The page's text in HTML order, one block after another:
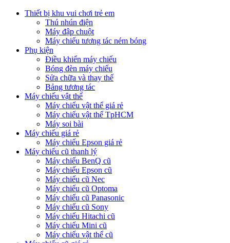
Thiết bị khu vui chơi trẻ em
Thú nhún điện
Máy đập chuột
Máy chiếu tương tác ném bóng
Phụ kiện
Điều khiển máy chiếu
Bóng đèn máy chiếu
Sửa chữa và thay thế
Bảng tương tác
Máy chiếu vật thể
Máy chiếu vật thể giá rẻ
Máy chiếu vật thể TpHCM
Máy soi bài
Máy chiếu giá rẻ
Máy chiếu Epson giá rẻ
Máy chiếu cũ thanh lý
Máy chiếu BenQ cũ
Máy chiếu Epson cũ
Máy chiếu cũ Nec
Máy chiếu cũ Optoma
Máy chiếu cũ Panasonic
Máy chiếu cũ Sony
Máy chiếu Hitachi cũ
Máy chiếu Mini cũ
Máy chiếu vật thể cũ